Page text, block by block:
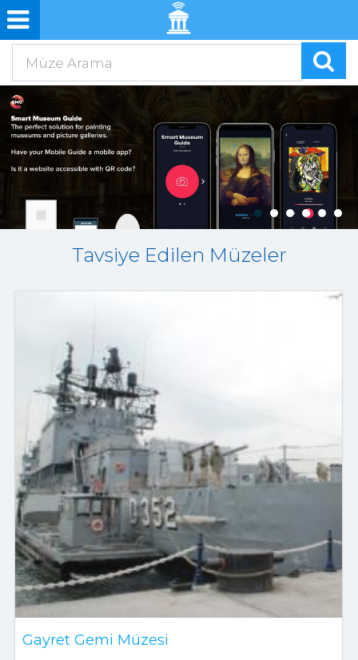
Tavsiye Edilen Müzeler
Gayret Gemi Müzesi